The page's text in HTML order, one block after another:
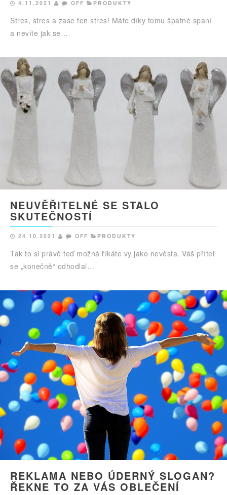
4.11.2021 OFF PRODUKTY
Stres, stres a zase ten stres! Máte díky tomu špatné spaní
a nevíte jak se…
NEUVĚŘITELNÉ SE STALO
SKUTEČNOSTÍ
24.10.2021 OFF PRODUKTY
Tak to si právě teď možná říkáte vy jako nevěsta. Váš přítel
se „konečně“ odhodlal…
REKLAMA NEBO ÚDERNÝ SLOGAN?
ŘEKNE TO ZA VÁS OBLEČENÍ